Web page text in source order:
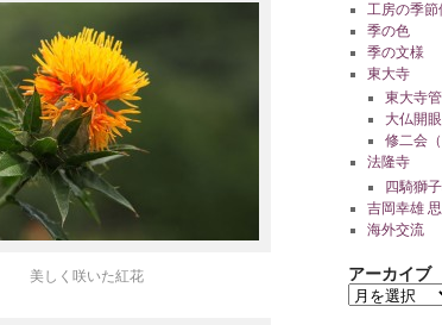
美しく咲いた紅花
工房の季節
季の色
季の文様
東大寺
東大寺
大仏開
修二会（
法隆寺
四騎獅
吉岡幸雄
海外交流
アーカイブ